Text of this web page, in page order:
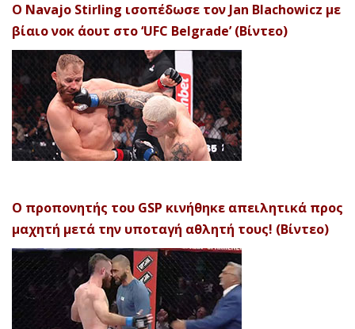
Ο Navajo Stirling ισοπέδωσε τον Jan Blachowicz με
βίαιο νοκ άουτ στο ‘UFC Belgrade’ (Βίντεο)
Ο προπονητής του GSP κινήθηκε απειλητικά προς
μαχητή μετά την υποταγή αθλητή τους! (Βίντεο)